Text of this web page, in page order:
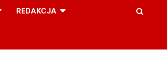
REDAKCJA